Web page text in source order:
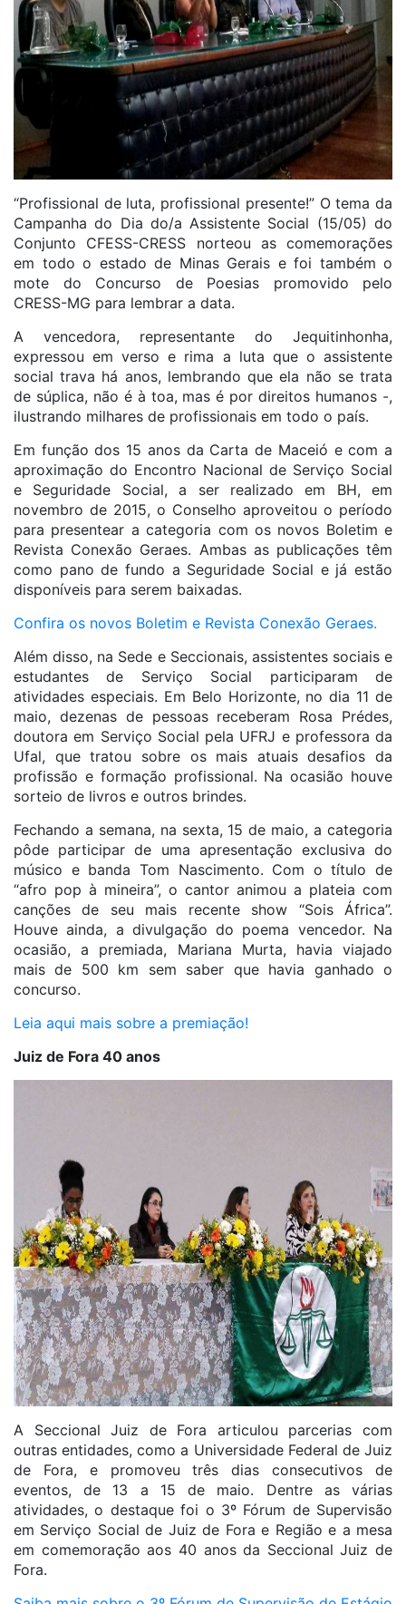
“Profissional de luta, profissional presente!” O tema da
Campanha do Dia do/a Assistente Social (15/05) do
Conjunto CFESS-CRESS norteou as comemorações
em todo o estado de Minas Gerais e foi também o
mote do Concurso de Poesias promovido pelo
CRESS-MG para lembrar a data.
A vencedora, representante do Jequitinhonha,
expressou em verso e rima a luta que o assistente
social trava há anos, lembrando que ela não se trata
de súplica, não é à toa, mas é por direitos humanos -,
ilustrando milhares de profissionais em todo o país.
Em função dos 15 anos da Carta de Maceió e com a
aproximação do Encontro Nacional de Serviço Social
e Seguridade Social, a ser realizado em BH, em
novembro de 2015, o Conselho aproveitou o período
para presentear a categoria com os novos Boletim e
Revista Conexão Geraes. Ambas as publicações têm
como pano de fundo a Seguridade Social e já estão
disponíveis para serem baixadas.
Confira os novos Boletim e Revista Conexão Geraes.
Além disso, na Sede e Seccionais, assistentes sociais e
estudantes de Serviço Social participaram de
atividades especiais. Em Belo Horizonte, no dia 11 de
maio, dezenas de pessoas receberam Rosa Prédes,
doutora em Serviço Social pela UFRJ e professora da
Ufal, que tratou sobre os mais atuais desafios da
profissão e formação profissional. Na ocasião houve
sorteio de livros e outros brindes.
Fechando a semana, na sexta, 15 de maio, a categoria
pôde participar de uma apresentação exclusiva do
músico e banda Tom Nascimento. Com o título de
“afro pop à mineira”, o cantor animou a plateia com
canções de seu mais recente show “Sois África”.
Houve ainda, a divulgação do poema vencedor. Na
ocasião, a premiada, Mariana Murta, havia viajado
mais de 500 km sem saber que havia ganhado o
concurso.
Leia aqui mais sobre a premiação!
Juiz de Fora 40 anos
A Seccional Juiz de Fora articulou parcerias com
outras entidades, como a Universidade Federal de Juiz
de Fora, e promoveu três dias consecutivos de
eventos, de 13 a 15 de maio. Dentre as várias
atividades, o destaque foi o 3º Fórum de Supervisão
em Serviço Social de Juiz de Fora e Região e a mesa
em comemoração aos 40 anos da Seccional Juiz de
Fora.